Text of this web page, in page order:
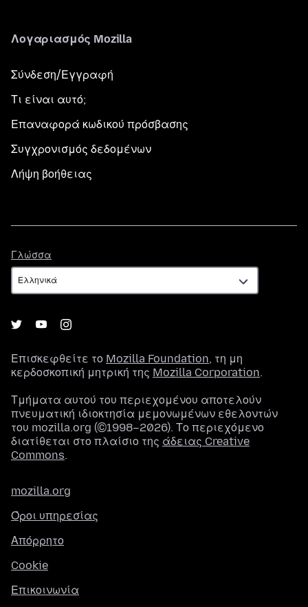
Λογαριασμός Mozilla
Σύνδεση/Εγγραφή
Τι είναι αυτό;
Επαναφορά κωδικού πρόσβασης
Συγχρονισμός δεδομένων
Λήψη βοήθειας
Γλώσσα
Επισκεφθείτε το Mozilla Foundation, τη μη
κερδοσκοπική μητρική της Mozilla Corporation.
Τμήματα αυτού του περιεχομένου αποτελούν
πνευματική ιδιοκτησία μεμονωμένων εθελοντών
του mozilla.org (©1998–2026). Το περιεχόμενο
διατίθεται στο πλαίσιο της άδειας Creative
Commons.
mozilla.org
Όροι υπηρεσίας
Απόρρητο
Cookie
Επικοινωνία